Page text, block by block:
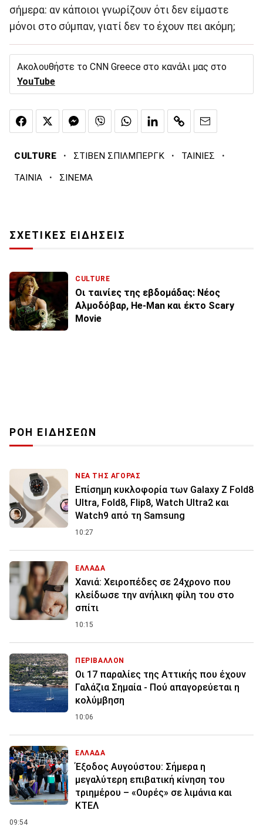
σήμερα: αν κάποιοι γνωρίζουν ότι δεν είμαστε
μόνοι στο σύμπαν, γιατί δεν το έχουν πει ακόμη;
Ακολουθήστε το CNN Greece στο κανάλι μας στο
YouTube
CULTURE · ΣΤΙΒΕΝ ΣΠΙΛΜΠΕΡΓΚ · ΤΑΙΝΙΕΣ ·
ΤΑΙΝΙΑ · ΣΙΝΕΜΑ
ΣΧΕΤΙΚΕΣ ΕΙΔΗΣΕΙΣ
CULTURE
Οι ταινίες της εβδομάδας: Νέος
Αλμοδόβαρ, He-Man και έκτο Scary
Movie
ΡΟΗ ΕΙΔΗΣΕΩΝ
ΝΕΑ ΤΗΣ ΑΓΟΡΑΣ
Επίσημη κυκλοφορία των Galaxy Z Fold8
Ultra, Fold8, Flip8, Watch Ultra2 και
Watch9 από τη Samsung
10:27
ΕΛΛΑΔΑ
Χανιά: Χειροπέδες σε 24χρονο που
κλείδωσε την ανήλικη φίλη του στο
σπίτι
10:15
ΠΕΡΙΒΑΛΛΟΝ
Οι 17 παραλίες της Αττικής που έχουν
Γαλάζια Σημαία - Πού απαγορεύεται η
κολύμβηση
10:06
ΕΛΛΑΔΑ
Έξοδος Αυγούστου: Σήμερα η
μεγαλύτερη επιβατική κίνηση του
τριημέρου – «Ουρές» σε λιμάνια και
ΚΤΕΛ
09:54